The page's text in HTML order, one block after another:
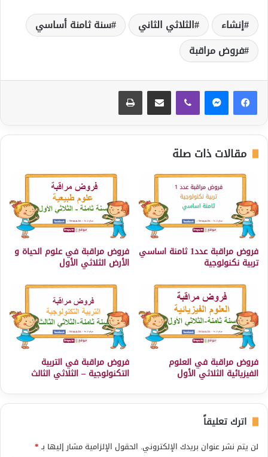
إنشاء الثلاثي الثاني
سنة ثامنة أساسي
فروض مراقبة
مقالات ذات صلة
فروض مراقبة عدد1 ثامنة اساسي
تربية نكنولوجية
فروض مراقبة في علوم الحياة و
الأرض الثلاثي الأول
فروض مراقبة في العلوم
الفيزيائية الثلاثي الأول
فروض مراقبة في التربية
التكنولوجية – الثلاثي الثالث
اترك تعليقاً
لن يتم نشر عنوان بريدك الإلكتروني. الحقول الإلزامية مشار إليها بـ*